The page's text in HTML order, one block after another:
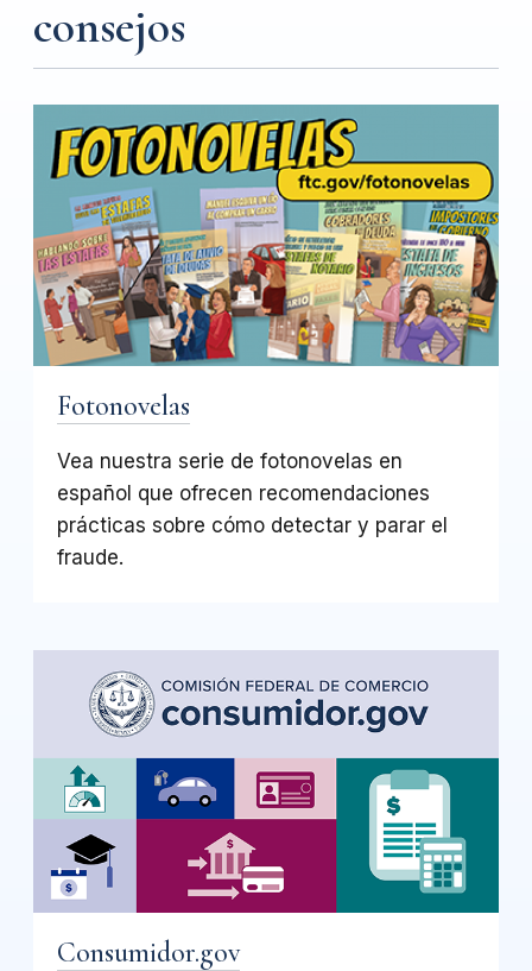
consejos
Fotonovelas
Vea nuestra serie de fotonovelas en
español que ofrecen recomendaciones
prácticas sobre cómo detectar y parar el
fraude.
Consumidor.gov